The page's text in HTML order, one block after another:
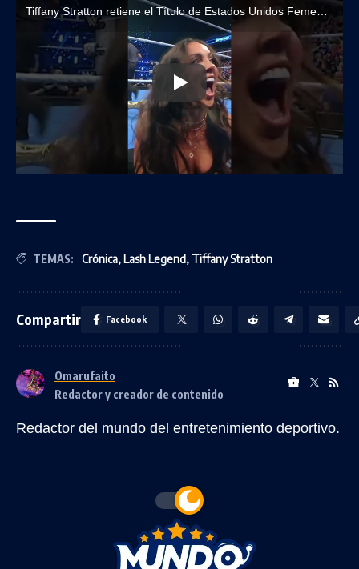
TEMAS: Crónica, Lash Legend, Tiffany Stratton
Compartir Facebook
Omarufaito
Redactor y creador de contenido
Redactor del mundo del entretenimiento deportivo.